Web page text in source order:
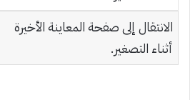
الانتقال إلى صفحة المعاينة الأخيرة
أثناء التصغير.